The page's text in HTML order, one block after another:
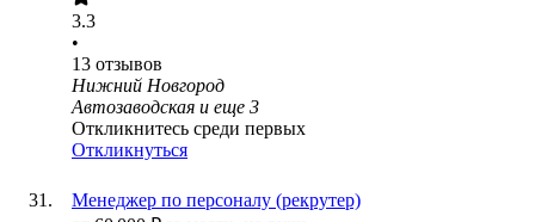
3.3
•
13 отзывов
Нижний Новгород
Автозаводская и еще 3
Откликнитесь среди первых
Откликнуться
Менеджер по персоналу (рекрутер)